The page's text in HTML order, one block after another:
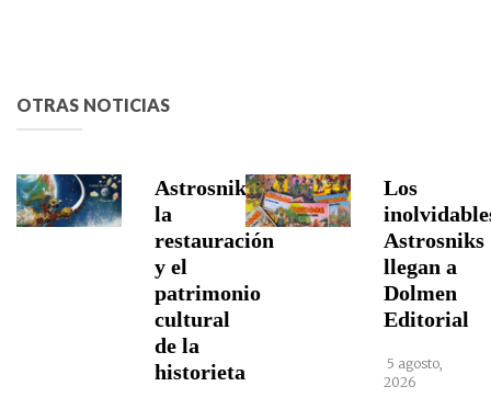
OTRAS NOTICIAS
Astrosniks,
la
restauración
y el
patrimonio
cultural
de la
historieta
Los
Astrosniks
llegan a
Dolmen
Editorial
5 agosto,
2026